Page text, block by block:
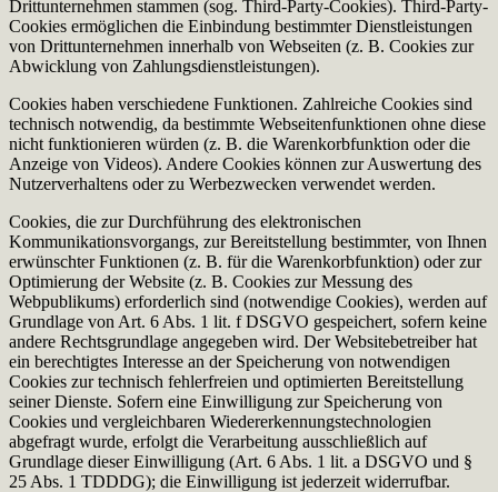
Drittunternehmen stammen (sog. Third-Party-Cookies). Third-Party-
Cookies ermöglichen die Einbindung bestimmter Dienstleistungen
von Drittunternehmen innerhalb von Webseiten (z. B. Cookies zur
Abwicklung von Zahlungsdienstleistungen).
Cookies haben verschiedene Funktionen. Zahlreiche Cookies sind
technisch notwendig, da bestimmte Webseitenfunktionen ohne diese
nicht funktionieren würden (z. B. die Warenkorbfunktion oder die
Anzeige von Videos). Andere Cookies können zur Auswertung des
Nutzerverhaltens oder zu Werbezwecken verwendet werden.
Cookies, die zur Durchführung des elektronischen
Kommunikationsvorgangs, zur Bereitstellung bestimmter, von Ihnen
erwünschter Funktionen (z. B. für die Warenkorbfunktion) oder zur
Optimierung der Website (z. B. Cookies zur Messung des
Webpublikums) erforderlich sind (notwendige Cookies), werden auf
Grundlage von Art. 6 Abs. 1 lit. f DSGVO gespeichert, sofern keine
andere Rechtsgrundlage angegeben wird. Der Websitebetreiber hat
ein berechtigtes Interesse an der Speicherung von notwendigen
Cookies zur technisch fehlerfreien und optimierten Bereitstellung
seiner Dienste. Sofern eine Einwilligung zur Speicherung von
Cookies und vergleichbaren Wiedererkennungstechnologien
abgefragt wurde, erfolgt die Verarbeitung ausschließlich auf
Grundlage dieser Einwilligung (Art. 6 Abs. 1 lit. a DSGVO und §
25 Abs. 1 TDDDG); die Einwilligung ist jederzeit widerrufbar.